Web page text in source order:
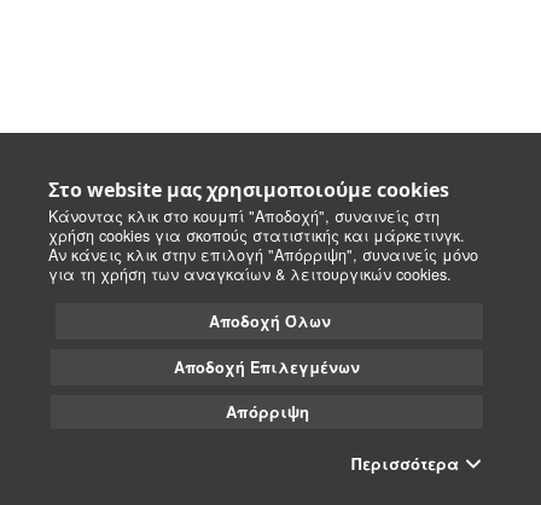
Στο website μας χρησιμοποιούμε cookies
Κάνοντας κλικ στο κουμπί "Αποδοχή", συναινείς στη
χρήση cookies για σκοπούς στατιστικής και μάρκετινγκ.
Αν κάνεις κλικ στην επιλογή "Απόρριψη", συναινείς μόνο
για τη χρήση των αναγκαίων & λειτουργικών cookies.
Αποδοχή Όλων
Αποδοχή Επιλεγμένων
Απόρριψη
Περισσότερα